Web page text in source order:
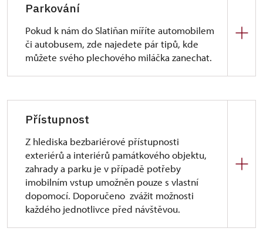
Parkování
Pokud k nám do Slatiňan míříte automobilem
či autobusem, zde najedete pár tipů, kde
můžete svého plechového miláčka zanechat.
hlavní parkoviště - 400 m
u městského úřadu
- jen osobní
automobily, menší kapacita, 200 m
u bývalého mlýna
- 200 m
Velmi vhodný je výstup návštěvníků z autobusu na
Přístupnost
Z hlediska bezbariérové přístupnosti
exteriérů a interiérů památkového objektu,
zahrady a parku je v případě potřeby
imobilním vstup umožněn pouze s vlastní
dopomocí. Doporučeno zvážit možnosti
každého jednotlivce před návštěvou.